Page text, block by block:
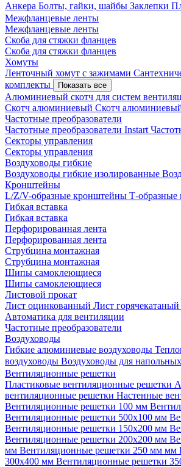
Анкера Болты, гайки, шайбы Заклепки
Межфланцевые ленты
Межфланцевые ленты
Скоба для стяжки фланцев
Скоба для стяжки фланцев
Хомуты
Ленточный хомут с зажимами
комплекты
Показать все
Алюминиевый скотч для систем
Скотч алюминиевый Скотч
Частотные преобразователи
Частотные преобразователи Instart
Секторы управления
Секторы управления
Воздуховоды гибкие
Воздуховоды гибкие изолированные
Кронштейны
L/Z/V-образные кронштейны Т-
Гибкая вставка
Гибкая вставка
Перфорированная лента
Перфорированная лента
Струбцина монтажная
Струбцина монтажная
Шипы самоклеющиеся
Шипы самоклеющиеся
Листовой прокат
Лист оцинкованный Лист горячекатаный
Автоматика для вентиляции
Частотные преобразователи
Воздуховоды
Гибкие алюминиевые воздуховоды
воздуховоды Воздуховоды для
Вентиляционные решетки
Пластиковые вентиляционные решетки
вентиляционные решетки Настенные
Вентиляционные решетки 100 мм
Вентиляционные решетки 500х100 мм
Вентиляционные решетки 150х200 мм
Вентиляционные решетки 200х200 мм
мм Вентиляционные решетки 250 мм мм
300х400 мм Вентиляционные решетки